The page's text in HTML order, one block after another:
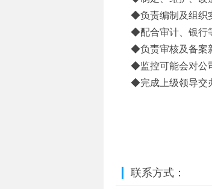
◆负责编制及组织
◆配合审计、银行
◆负责审核及备案
◆监控可能会对公
◆完成上级领导交
联系方式：